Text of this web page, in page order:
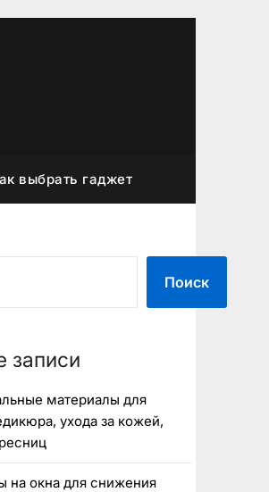
выбрать гаджет
Поиск
записи
материалы для
ухода за кожей,
на окна для снижения